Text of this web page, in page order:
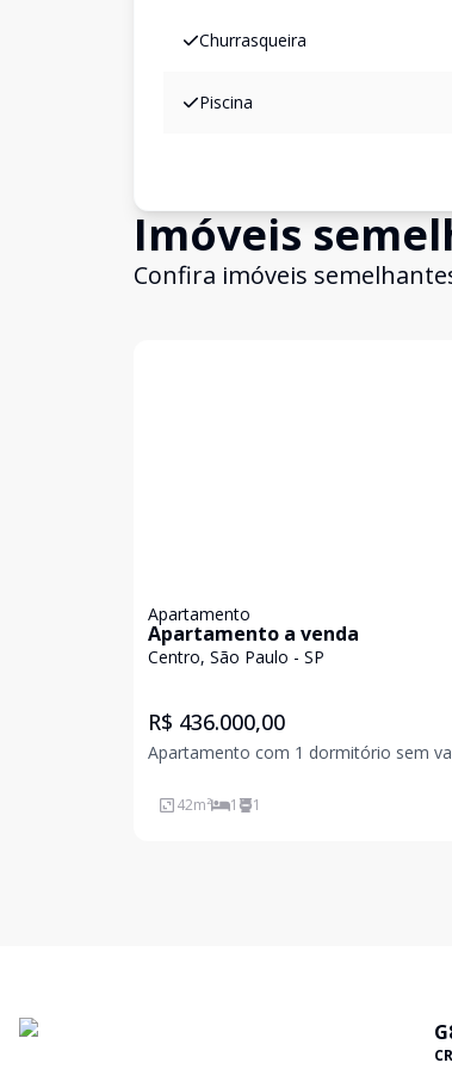
Churrasqueira
Piscina
Imóveis
Confira imóveis
Apartamento
Apartamento a venda
Centro, São Paulo - SP
R$ 436.000,00
Apartamento com 1 dormitório sem
42m² 1 1